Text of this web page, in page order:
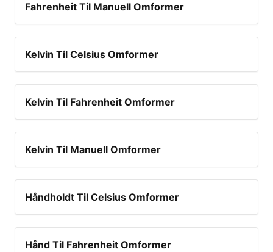
Fahrenheit Til Manuell Omformer
Kelvin Til Celsius Omformer
Kelvin Til Fahrenheit Omformer
Kelvin Til Manuell Omformer
Håndholdt Til Celsius Omformer
Hånd Til Fahrenheit Omformer